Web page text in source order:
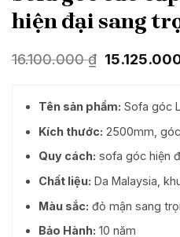
hiện đại sang
16.100.000₫ Giá
16.100.000
Tên sản phẩm: Sofa góc L
Kích thước: 2500mm,
Quy cách: sofa góc hiện
Chất liệu: Da Malaysia,
Màu sắc: đỏ mận sang
Bảo Hành: 10 năm